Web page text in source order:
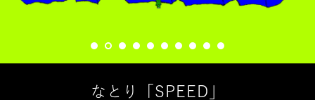
なとり「SPEED」